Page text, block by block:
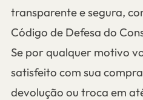
transparente e segura,
Código de Defesa do
Se por qualquer motivo
satisfeito com sua
devolução ou troca em